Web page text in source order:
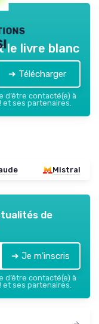
le livre blanc
➔ Télécharger
d’être contacté(e) à
et ses partenaires.
Mistral
de
➔ Je m'inscris
d’être contacté(e) à
et ses partenaires.